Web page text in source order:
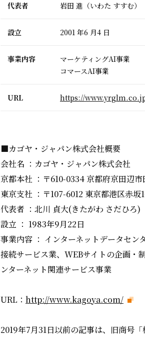
代表者 岩田 進（いわた すすむ）
設立 2001 年6 月4 日
事業内容
マーケティングAI事業
コマースAI事業
URL https://
■カゴヤ・ジャパン株式会社概要
会社名 ：カゴヤ・ジャパン株式会社
京都本社 ：〒610-0334 京都府京田辺
東京支社 ：〒107-6012 東京都港区赤坂
代表者 ：北川 貞大(きたがわ さだひろ)
設立 ： 1983年9月22日
事業内容 ： インターネットデータセン
接続サービス業、WEBサイトの企画・
ンターネット関連サービス事業
URL： http://www.kagoya.com/
2019年7月31日以前の記事は、旧商号